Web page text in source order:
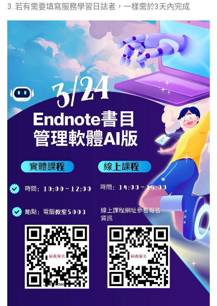
3. 若有需要填寫服務學習日誌者，一樣需於3天內完成